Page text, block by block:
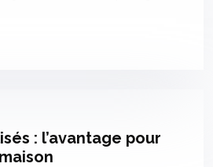
: l’avantage pour